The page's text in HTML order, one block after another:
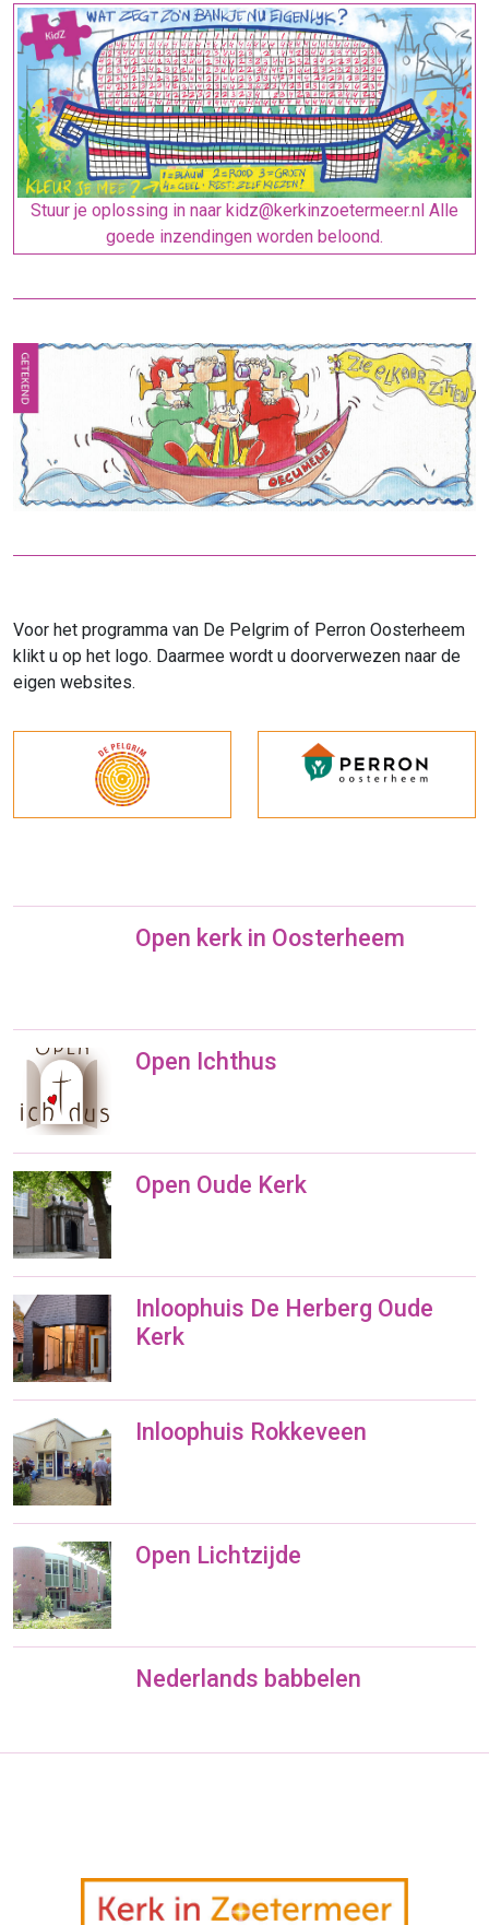
Stuur je oplossing in naar kidz@kerkinzoetermeer.nl Alle
goede inzendingen worden beloond.
Voor het programma van De Pelgrim of Perron Oosterheem
klikt u op het logo. Daarmee wordt u doorverwezen naar de
eigen websites.
Open kerk in Oosterheem
Open Ichthus
Open Oude Kerk
Inloophuis De Herberg Oude
Kerk
Inloophuis Rokkeveen
Open Lichtzijde
Nederlands babbelen